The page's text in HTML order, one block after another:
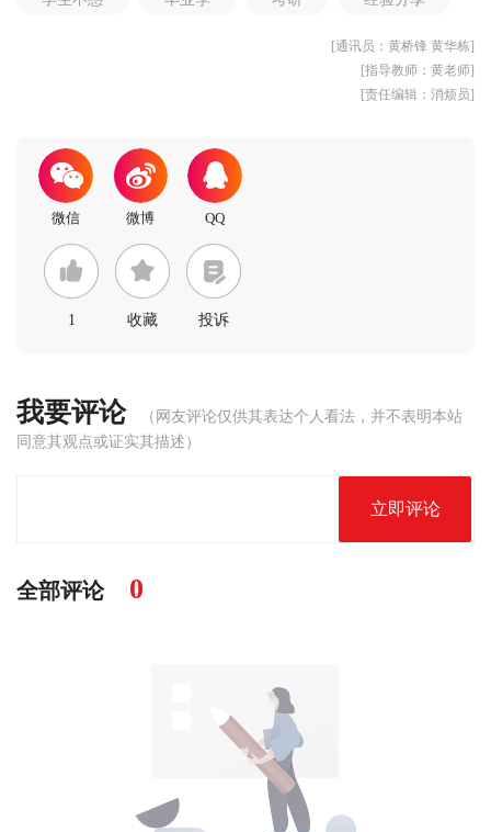
[通讯员：黄桥锋 黄华栋]
[指导教师：黄老师]
[责任编辑：消烦员]
1 收藏 投诉
我要评论
（网友评论仅供其表达个人看法，并不表明本站
同意其观点或证实其描述）
立即评论
全部评论 0